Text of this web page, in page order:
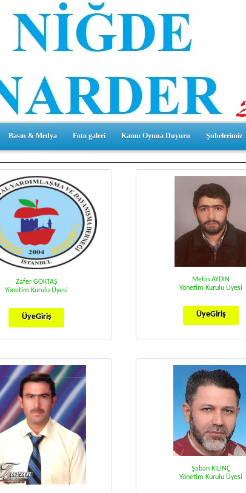
Basın & Medya Foto galeri Kamu Oyuna Duyuru Şubelerimiz
Zafer GÖKTAŞ
Yönetim Kurulu Üyesi
ÜyeGiriş
Metin AYDIN
Yönetim Kurulu Üyesi
ÜyeGiriş
Şaban KILINÇ
Yönetim Kurulu Üyesi